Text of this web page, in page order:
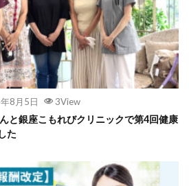
8月5日 3View
と銀座こもれびクリニックで第4回健康
た